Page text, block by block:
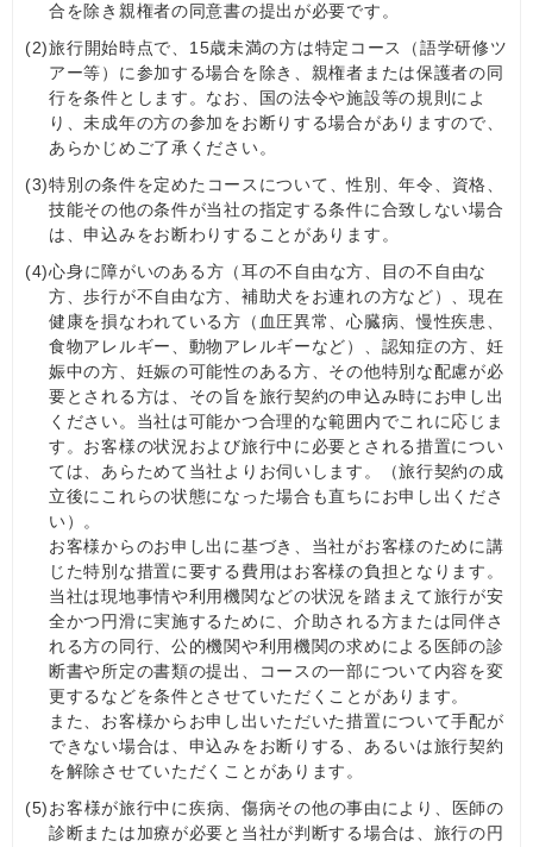
合を除き親権者の同意書の提出が必要です。
(2)旅行開始時点で、15歳未満の方は特定コース（語学研修ツ
アー等）に参加する場合を除き、親権者または保護者の同
行を条件とします。なお、国の法令や施設等の規則によ
り、未成年の方の参加をお断りする場合がありますので、
あらかじめご了承ください。
(3)特別の条件を定めたコースについて、性別、年令、資格、
技能その他の条件が当社の指定する条件に合致しない場合
は、申込みをお断わりすることがあります。
(4)心身に障がいのある方（耳の不自由な方、目の不自由な
方、歩行が不自由な方、補助犬をお連れの方など）、現在
健康を損なわれている方（血圧異常、心臓病、慢性疾患、
食物アレルギー、動物アレルギーなど）、認知症の⽅、妊
娠中の方、妊娠の可能性のある方、その他特別な配慮が必
要とされる方は、その旨を旅行契約の申込み時にお申し出
ください。当社は可能かつ合理的な範囲内でこれに応じま
す。お客様の状況および旅行中に必要とされる措置につい
ては、あらためて当社よりお伺いします。（旅行契約の成
立後にこれらの状態になった場合も直ちにお申し出くださ
い）。
お客様からのお申し出に基づき、当社がお客様のために講
じた特別な措置に要する費用はお客様の負担となります。
当社は現地事情や利用機関などの状況を踏まえて旅行が安
全かつ円滑に実施するために、介助される方または同伴さ
れる方の同行、公的機関や利用機関の求めによる医師の診
断書や所定の書類の提出、コースの一部について内容を変
更するなどを条件とさせていただくことがあります。
また、お客様からお申し出いただいた措置について手配が
できない場合は、申込みをお断りする、あるいは旅行契約
を解除させていただくことがあります。
(5)お客様が旅行中に疾病、傷病その他の事由により、医師の
診断または加療が必要と当社が判断する場合は、旅行の円